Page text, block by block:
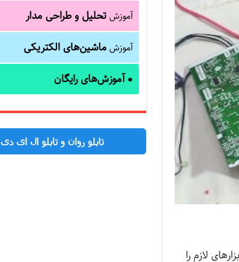
لازم را
آموزشتحلیل و طراحی مدار
آموزشماشین‌های الکتریکی
●آموزش‌های رایگان
تابلو روان و تابلو ال ای دی